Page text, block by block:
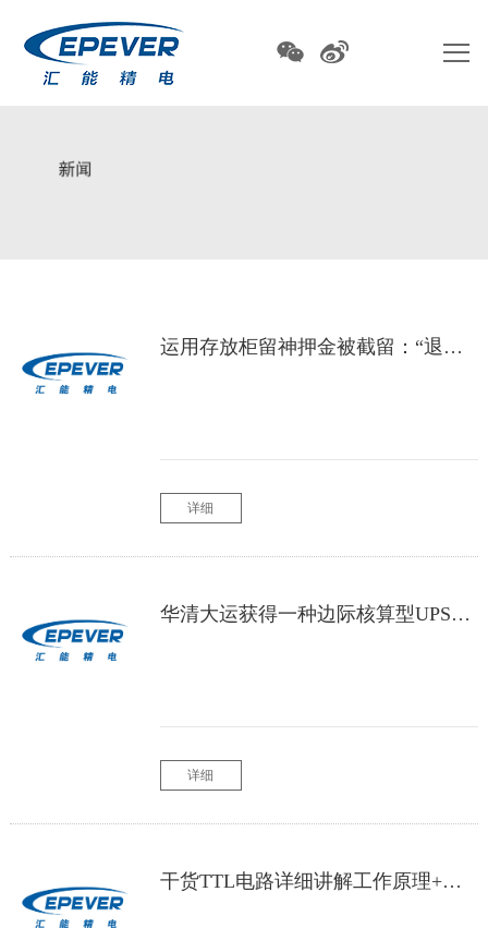
运用存放柜留神押金被截留：“退款成功”竟是假音讯想讨回得靠“投诉”
详细
华清大运获得一种边际核算型UPS的多路电源输出控制系统的控制办法专利
详细
干货TTL电路详细讲解工作原理+电路图